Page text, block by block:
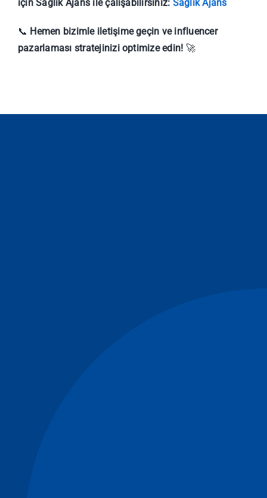
için Sağlık Ajans ile çalışabilirsiniz: Sağlık Ajans
📞 Hemen bizimle iletişime geçin ve influencer
pazarlaması stratejinizi optimize edin! 🚀